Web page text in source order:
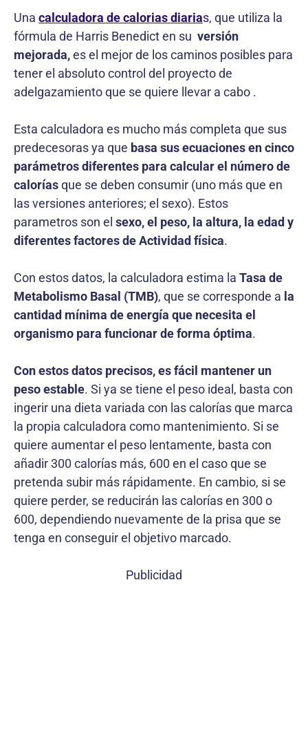
Una calculadora de calorias diarias, que utiliza la
fórmula de Harris Benedict en su versión
mejorada,es el mejor de los caminos posibles para
tener el absoluto control del proyecto de
adelgazamiento que se quiere llevar a cabo .
Esta calculadora es mucho más completa que sus
predecesoras ya que basa sus ecuaciones en cinco
parámetros diferentes para calcular el número de
caloríasque se deben consumir (uno más que en
las versiones anteriores; el sexo). Estos
parametros son el sexo, el peso, la altura, la edad y
diferentes factores de Actividad física.
Con estos datos, la calculadora estima la Tasa de
Metabolismo Basal (TMB), que se corresponde a la
cantidad mínima de energía que necesita el
organismo para funcionar de forma óptima.
Con estos datos precisos, es fácil mantener un
peso estable. Si ya se tiene el peso ideal, basta con
ingerir una dieta variada con las calorías que marca
la propia calculadora como mantenimiento. Si se
quiere aumentar el peso lentamente, basta con
añadir 300 calorías más, 600 en el caso que se
pretenda subir más rápidamente. En cambio, si se
quiere perder, se reducirán las calorías en 300 o
600, dependiendo nuevamente de la prisa que se
tenga en conseguir el objetivo marcado.
Publicidad